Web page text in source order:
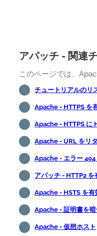
アパッチ - 関連
このページでは、
チュートリアルのリ
Apache - HTTPS を
Apache - HTTPS に
Apache - URL をリ
Apache - エラー
アパッチ - HTTP2 を
Apache - HSTS を有
Apache - 証明書を
Apache - 仮想ホスト